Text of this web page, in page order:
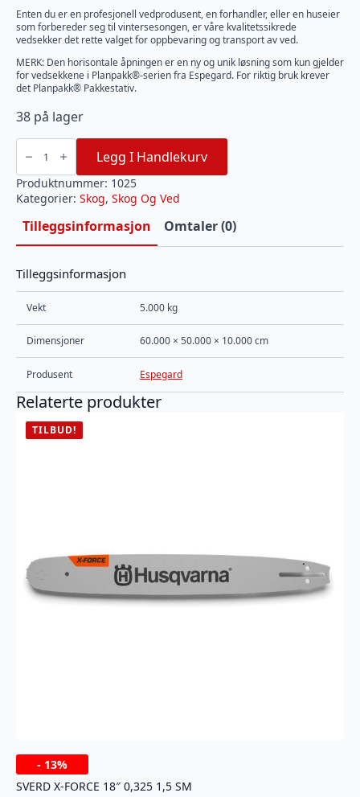
Enten du er en profesjonell vedprodusent, en forhandler, eller en huseier
som forbereder seg til vintersesongen, er våre kvalitetssikrede
vedsekker det rette valget for oppbevaring og transport av ved.
MERK: Den horisontale åpningen er en ny og unik løsning som kun gjelder
for vedsekkene i Planpakk®-serien fra Espegard. For riktig bruk krever
det Planpakk® Pakkestativ.
38 på lager
Vedsekk
Planpakk®
Espegard
(
NYHET)
antall
Legg I Handlekurv
Produktnummer: 1025
Kategorier: Skog, Skog Og Ved
Tilleggsinformasjon Omtaler (0)
Tilleggsinformasjon
Vekt 5.000 kg
Dimensjoner 60.000 × 50.000 × 10.000 cm
Produsent Espegard
Relaterte produkter
TILBUD!
- 13%
SVERD X-FORCE 18″ 0,325 1,5 SM